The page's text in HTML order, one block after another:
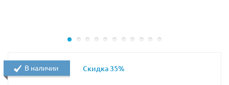
На сайте нашего магазина вы сможете найти данный
разнообразный ассортимент продукции Лего, включая
последние новинки года.
В наличии Скидка 35%